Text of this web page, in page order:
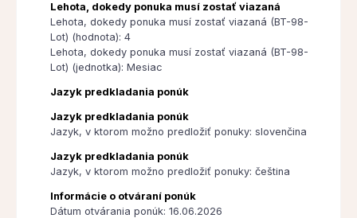
Lehota, dokedy ponuka musí zostať viazaná
Lehota, dokedy ponuka musí zostať viazaná (BT-98-
Lot) (hodnota): 4
Lehota, dokedy ponuka musí zostať viazaná (BT-98-
Lot) (jednotka): Mesiac
Jazyk predkladania ponúk
Jazyk predkladania ponúk
Jazyk, v ktorom možno predložiť ponuky: slovenčina
Jazyk predkladania ponúk
Jazyk, v ktorom možno predložiť ponuky: čeština
Informácie o otváraní ponúk
Dátum otvárania ponúk: 16.06.2026